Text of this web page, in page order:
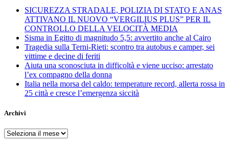
SICUREZZA STRADALE, POLIZIA DI STATO E ANAS
ATTIVANO IL NUOVO “VERGILIUS PLUS” PER IL
CONTROLLO DELLA VELOCITÀ MEDIA
Sisma in Egitto di magnitudo 5,5: avvertito anche al Cairo
Tragedia sulla Terni-Rieti: scontro tra autobus e camper, sei
vittime e decine di feriti
Aiuta una sconosciuta in difficoltà e viene ucciso: arrestato
l’ex compagno della donna
Italia nella morsa del caldo: temperature record, allerta rossa in
25 città e cresce l’emergenza siccità
Archivi
Archivi